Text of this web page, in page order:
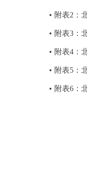
附表2：
附表3：
附表4：
附表5：
附表6：